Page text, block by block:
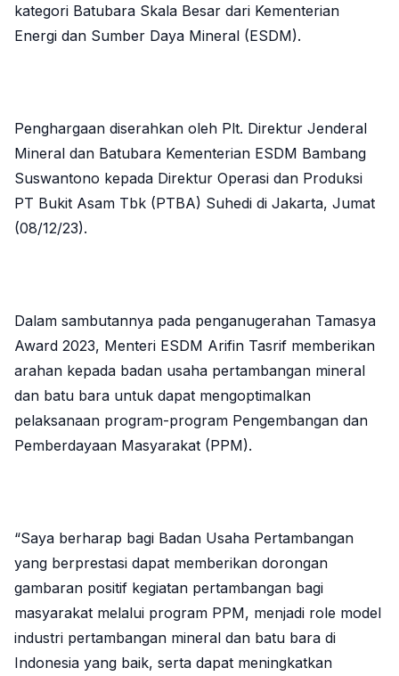
kategori Batubara Skala Besar dari Kementerian
Energi dan Sumber Daya Mineral (ESDM).
Penghargaan diserahkan oleh Plt. Direktur Jenderal
Mineral dan Batubara Kementerian ESDM Bambang
Suswantono kepada Direktur Operasi dan Produksi
PT Bukit Asam Tbk (PTBA) Suhedi di Jakarta, Jumat
(08/12/23).
Dalam sambutannya pada penganugerahan Tamasya
Award 2023, Menteri ESDM Arifin Tasrif memberikan
arahan kepada badan usaha pertambangan mineral
dan batu bara untuk dapat mengoptimalkan
pelaksanaan program-program Pengembangan dan
Pemberdayaan Masyarakat (PPM).
“Saya berharap bagi Badan Usaha Pertambangan
yang berprestasi dapat memberikan dorongan
gambaran positif kegiatan pertambangan bagi
masyarakat melalui program PPM, menjadi role model
industri pertambangan mineral dan batu bara di
Indonesia yang baik, serta dapat meningkatkan